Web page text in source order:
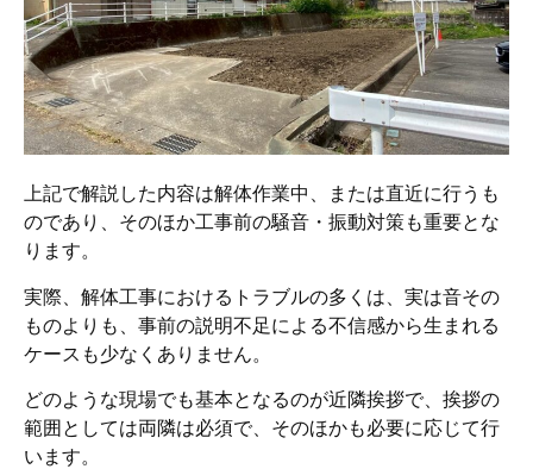
上記で解説した内容は解体作業中、または直近に行うも
のであり、そのほか工事前の騒音・振動対策も重要とな
ります。
実際、解体工事におけるトラブルの多くは、実は音その
ものよりも、事前の説明不足による不信感から生まれる
ケースも少なくありません。
どのような現場でも基本となるのが近隣挨拶で、挨拶の
範囲としては両隣は必須で、そのほかも必要に応じて行
います。